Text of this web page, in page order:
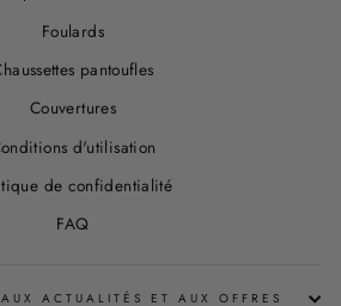
Foulards
pantoufles
Couvertures
d'utilisation
de confidentialité
FAQ
ACTUALITÉS ET AUX OFFRES